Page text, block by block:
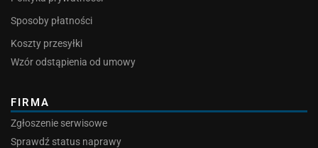
Sposoby płatności
Koszty przesyłki
Wzór odstąpienia od umowy
FIRMA
Zgłoszenie serwisowe
Sprawdź status naprawy